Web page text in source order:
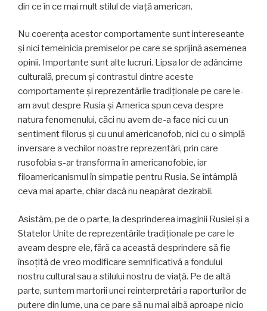
din ce în ce mai mult stilul de viață american.
Nu coerența acestor comportamente sunt intereseante
și nici temeinicia premiselor pe care se sprijină asemenea
opinii. Importante sunt alte lucruri. Lipsa lor de adâncime
culturală, precum și contrastul dintre aceste
comportamente și reprezentările tradiționale pe care le-
am avut despre Rusia și America spun ceva despre
natura fenomenului, căci nu avem de-a face nici cu un
sentiment filorus și cu unul americanofob, nici cu o simplă
inversare a vechilor noastre reprezentări, prin care
rusofobia s-ar transforma în americanofobie, iar
filoamericanismul în simpatie pentru Rusia. Se întâmplă
ceva mai aparte, chiar dacă nu neapărat dezirabil.
Asistăm, pe de o parte, la desprinderea imaginii Rusiei și a
Statelor Unite de reprezentările tradiționale pe care le
aveam despre ele, fără ca această desprindere să fie
însoțită de vreo modificare semnificativă a fondului
nostru cultural sau a stilului nostru de viață. Pe de altă
parte, suntem martorii unei reinterpretări a raporturilor de
putere din lume, una ce pare să nu mai aibă aproape nicio